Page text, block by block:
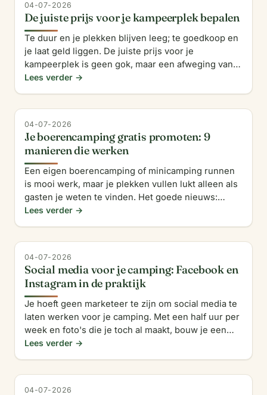
04-07-2026
De juiste prijs voor je kampeerplek bepalen
Te duur en je plekken blijven leeg; te goedkoop en
je laat geld liggen. De juiste prijs voor je
kampeerplek is geen gok, maar een afweging van
je kosten, je omgeving en wat je gasten waarderen.
Lees verder →
04-07-2026
Je boerencamping gratis promoten: 9
manieren die werken
Een eigen boerencamping of minicamping runnen
is mooi werk, maar je plekken vullen lukt alleen als
gasten je weten te vinden. Het goede nieuws:
promoten hoeft geen euro te kosten. Met deze
Lees verder →
04-07-2026
Social media voor je camping: Facebook en
Instagram in de praktijk
Je hoeft geen marketeer te zijn om social media te
laten werken voor je camping. Met een half uur per
week en foto's die je toch al maakt, bouw je een
groep volgers die je onthoudt en aanbeveelt. Zo
Lees verder →
04-07-2026